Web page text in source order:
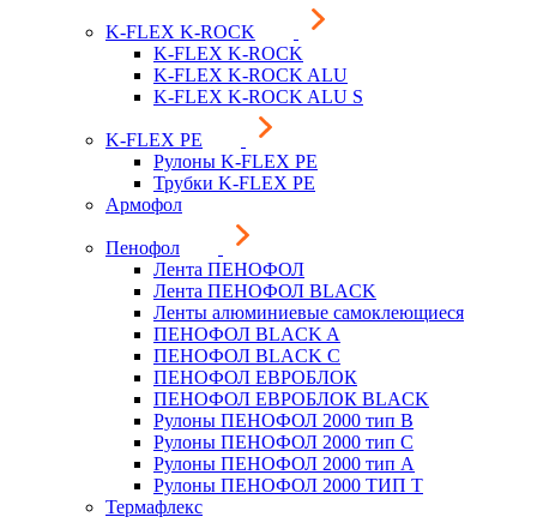
K-FLEX K-ROCK
K-FLEX K-ROCK
K-FLEX K-ROCK ALU
K-FLEX K-ROCK ALU S
K-FLEX PE
Рулоны K-FLEX PE
Трубки K-FLEX PE
Армофол
Пенофол
Лента ПЕНОФОЛ
Лента ПЕНОФОЛ BLACK
Ленты алюминиевые самоклеющиеся
ПЕНОФОЛ BLACK A
ПЕНОФОЛ BLACK С
ПЕНОФОЛ ЕВРОБЛОК
ПЕНОФОЛ ЕВРОБЛОК BLACK
Рулоны ПЕНОФОЛ 2000 тип B
Рулоны ПЕНОФОЛ 2000 тип C
Рулоны ПЕНОФОЛ 2000 тип А
Рулоны ПЕНОФОЛ 2000 ТИП Т
Термафлекс